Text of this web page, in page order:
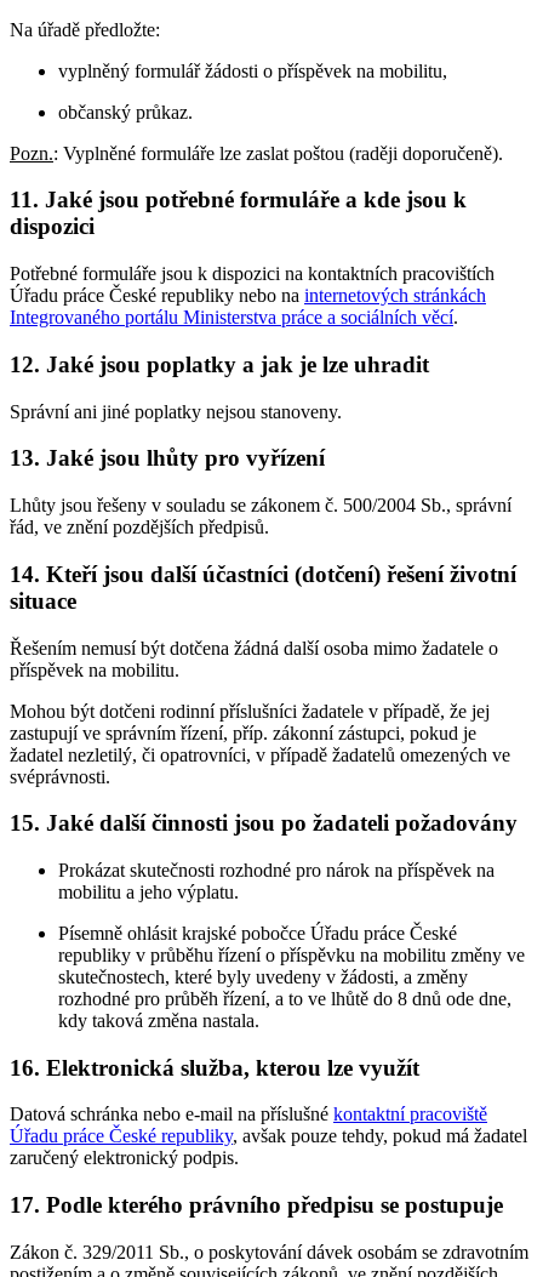
Na úřadě předložte:
vyplněný formulář žádosti o příspěvek na mobilitu,
občanský průkaz.
Pozn.: Vyplněné formuláře lze zaslat poštou (raději doporučeně).
11. Jaké jsou potřebné formuláře a kde jsou k
dispozici
Potřebné formuláře jsou k dispozici na kontaktních pracovištích
Úřadu práce České republiky nebo na internetových stránkách
Integrovaného portálu Ministerstva práce a sociálních věcí.
12. Jaké jsou poplatky a jak je lze uhradit
Správní ani jiné poplatky nejsou stanoveny.
13. Jaké jsou lhůty pro vyřízení
Lhůty jsou řešeny v souladu se zákonem č. 500/2004 Sb., správní
řád, ve znění pozdějších předpisů.
14. Kteří jsou další účastníci (dotčení) řešení životní
situace
Řešením nemusí být dotčena žádná další osoba mimo žadatele o
příspěvek na mobilitu.
Mohou být dotčeni rodinní příslušníci žadatele v případě, že jej
zastupují ve správním řízení, příp. zákonní zástupci, pokud je
žadatel nezletilý, či opatrovníci, v případě žadatelů omezených ve
svéprávnosti.
15. Jaké další činnosti jsou po žadateli požadovány
Prokázat skutečnosti rozhodné pro nárok na příspěvek na
mobilitu a jeho výplatu.
Písemně ohlásit krajské pobočce Úřadu práce České
republiky v průběhu řízení o příspěvku na mobilitu změny ve
skutečnostech, které byly uvedeny v žádosti, a změny
rozhodné pro průběh řízení, a to ve lhůtě do 8 dnů ode dne,
kdy taková změna nastala.
16. Elektronická služba, kterou lze využít
Datová schránka nebo e-mail na příslušné kontaktní pracoviště
Úřadu práce České republiky, avšak pouze tehdy, pokud má žadatel
zaručený elektronický podpis.
17. Podle kterého právního předpisu se postupuje
Zákon č. 329/2011 Sb., o poskytování dávek osobám se zdravotním